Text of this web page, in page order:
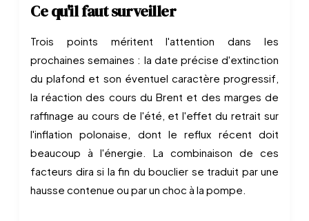
Ce qu'il faut surveiller
Trois points méritent l'attention dans les
prochaines semaines : la date précise d'extinction
du plafond et son éventuel caractère progressif,
la réaction des cours du Brent et des marges de
raffinage au cours de l'été, et l'effet du retrait sur
l'inflation polonaise, dont le reflux récent doit
beaucoup à l'énergie. La combinaison de ces
facteurs dira si la fin du bouclier se traduit par une
hausse contenue ou par un choc à la pompe.